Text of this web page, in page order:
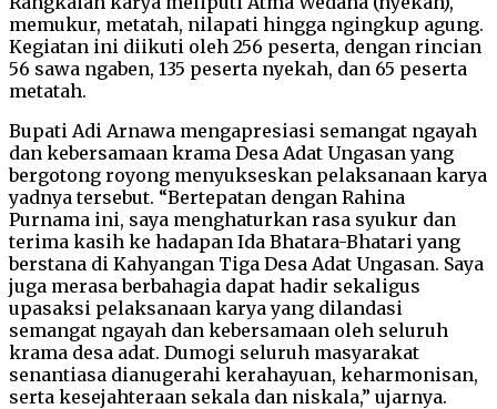
memukur, metatah, nilapati hingga ngingkup agung.
Kegiatan ini diikuti oleh 256 peserta, dengan rincian
56 sawa ngaben, 135 peserta nyekah, dan 65 peserta
metatah.
Bupati Adi Arnawa mengapresiasi semangat ngayah
dan kebersamaan krama Desa Adat Ungasan yang
bergotong royong menyukseskan pelaksanaan karya
yadnya tersebut. “Bertepatan dengan Rahina
Purnama ini, saya menghaturkan rasa syukur dan
terima kasih ke hadapan Ida Bhatara-Bhatari yang
berstana di Kahyangan Tiga Desa Adat Ungasan. Saya
juga merasa berbahagia dapat hadir sekaligus
upasaksi pelaksanaan karya yang dilandasi
semangat ngayah dan kebersamaan oleh seluruh
krama desa adat. Dumogi seluruh masyarakat
senantiasa dianugerahi kerahayuan, keharmonisan,
serta kesejahteraan sekala dan niskala,” ujarnya.